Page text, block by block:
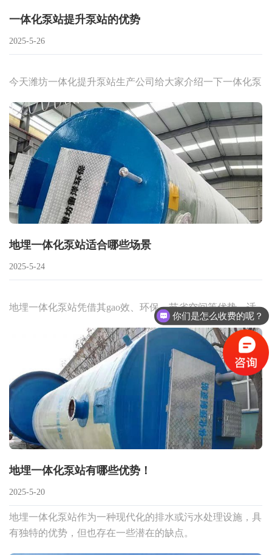
一体化泵站提升泵站的优势
2025-5-26
今天潍坊一体化提升泵站生产公司给大家介绍一下一体化泵
地埋一体化泵站适合哪些场景
2025-5-24
地埋一体化泵站凭借其gao效、环保、节省空间等优势，适
用于多种对环境要求高、用地紧张或需提升排水效率的场
景。以下是潍坊地埋式一体化泵站厂家其核心适用场景
地埋一体化泵站有哪些优势！
2025-5-20
地埋一体化泵站作为一种现代化的排水或污水处理设施，具
有独特的优势，但也存在一些潜在的缺点。
你们是怎么收费的呢？